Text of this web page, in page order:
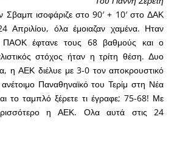
Σβαμπ ισοφάριζε στο 90′ + 10′ στο ΔΑΚ
Απριλίου, όλα έμοιαζαν χαμένα. Ηταν
έφτανε τους 68 βαθμούς και ο
στόχος ήταν η τρίτη θέση. Δυο
η ΑΕΚ διέλυε με 3-0 τον αποκρουστικό
Παναθηναϊκό του Τερίμ στη Νέα
το ταμπλό ξέρετε τι έγραφε; 75-68! Με
η ΑΕΚ. Ολα αυτά στις 24